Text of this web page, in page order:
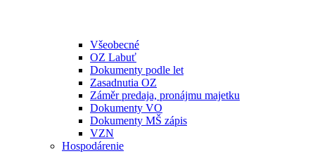
Všeobecné
OZ Labuť
Dokumenty podle let
Zasadnutia OZ
Záměr predaja, pronájmu majetku
Dokumenty VO
Dokumenty MŠ zápis
VZN
Hospodárenie